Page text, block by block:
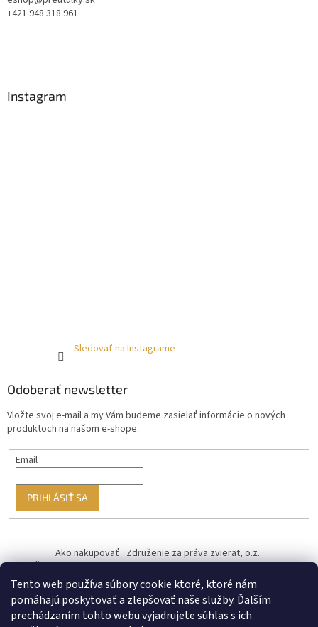
Tento web používa súbory cookie ktoré, ktoré nám
pomáhajú poskytovať a zlepšovať naše služby. Ďalším
prechádzaním tohto webu vyjadrujete súhlas s ich
+421 948 318 961
Instagram
Sledovať na Instagrame
Odoberať newsletter
Vložte svoj e-mail a my Vám budeme zasielať informácie o nových
produktoch na našom e-shope.
Email
PRIHLÁSIŤ SA
Ako nakupovať Združenie za práva zvierat, o.z.
Československý kastračný program Informácie o cookies
od ♥ vybudoval Filip Minár